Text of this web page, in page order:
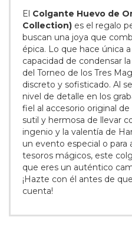
El Colgante Huevo de
Collection) es el regalo
buscan una joya que
épica. Lo que hace única
capacidad de condensar
del Torneo de los Tres
discreto y sofisticado. Al
nivel de detalle en los
fiel al accesorio original
sutil y hermosa de llevar
ingenio y la valentía de
un evento especial o para
tesoros mágicos, este
que eres un auténtico
¡Hazte con él antes de
cuenta!